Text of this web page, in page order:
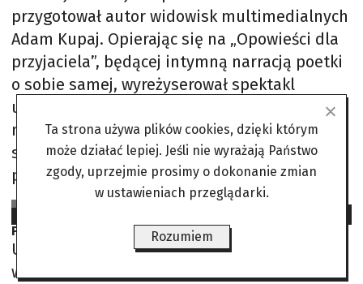
przygotował autor widowisk multimedialnych
Adam Kupaj. Opierając się na „Opowieści dla
przyjaciela”, będącej intymną narracją poetki
o sobie samej, wyreżyserował spektakl
uniwersalny, historię człowieka
niepoddającego się śmierci. Szukającego dla
siebie miejsca i sposobu wyrazu, a przy tym
po
Agnieszka Freus
Poetka ciszy. Zbyt wczesne pożegnanie Magdy Umer
Umer od wielu lat otwarcie mówiła o swojej
walce z depresją – chorobą, która wciąż bywa
Ta strona używa plików cookies, dzięki którym
może działać lepiej. Jeśli nie wyrażają Państwo
zgody, uprzejmie prosimy o dokonanie zmian
w ustawieniach przeglądarki.
Rozumiem